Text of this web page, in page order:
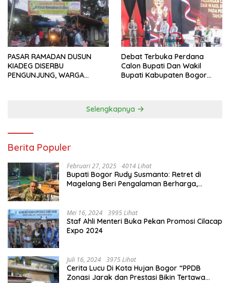
PASAR RAMADAN DUSUN
KIADEG DISERBU
PENGUNJUNG, WARGA
Debat Terbuka Perdana
Calon Bupati Dan Wakil
Bupati Kabupaten Bogor
Selengkapnya
Berita Populer
Februari 27, 2025 4014 Lihat
Bupati Bogor Rudy Susmanto: Retret di
Magelang Beri Pengalaman Berharga,
Mei 16, 2024 3995 Lihat
Staf Ahli Menteri Buka Pekan Promosi Cilacap
Expo 2024
Juli 16, 2024 3975 Lihat
Cerita Lucu Di Kota Hujan Bogor “PPDB
Zonasi Jarak dan Prestasi Bikin Tertawa